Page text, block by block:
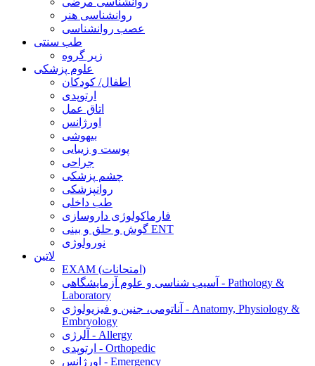
روانشناسی هنر
عصب روانشناسی
طب سنتی
زیر گروه
علوم پزشکی
اطفال/ کودکان
ارتوپدی
اتاق عمل
اورژانس
بیهوشی
پوست و زیبایی
جراحی
چشم پزشکی
روانپزشکی
طب داخلی
فارماکولوژی داروسازی
گوش و حلق و بینی ENT
نورولوژی
لاتین
EXAM (امتحانات)
آسیب شناسی و علوم آزمایشگاهی - Pathology &
Laboratory
آناتومی، جنین و فیزیولوژی - Anatomy, Physiology &
Embryology
آلرژی - Allergy
ارتوپدی - Orthopedic
اورژانس - Emergency